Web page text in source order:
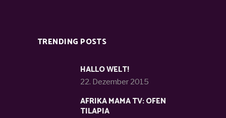
TRENDING POSTS
HALLO WELT!
22. Dezember 2015
AFRIKA MAMA TV: OFEN
TILAPIA